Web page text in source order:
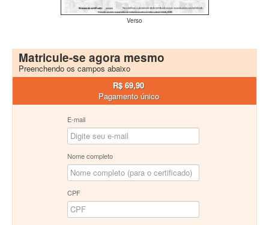
Verso
Matricule-se agora mesmo
Preenchendo os campos abaixo
R$ 69,90
Pagamento único
E-mail
Nome completo
CPF